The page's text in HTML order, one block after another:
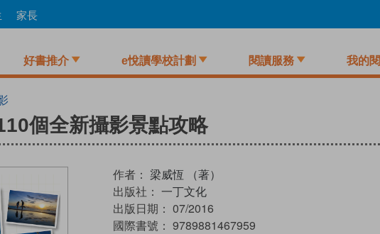
家長
好書推介 e悅讀學校計劃 閱讀服務 我的
個全新攝影景點攻略
作者： 梁威恆 （著）
出版社： 一丁文化
出版日期： 07/2016
國際書號： 9789881467959